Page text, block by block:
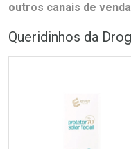
outros canais de
Queridinhos da